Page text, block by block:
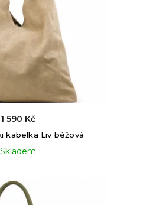
kabelka Liv béžová
Skladem
1 590 Kč